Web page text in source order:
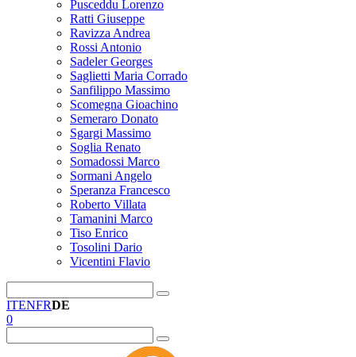
Pusceddu Lorenzo
Ratti Giuseppe
Ravizza Andrea
Rossi Antonio
Sadeler Georges
Saglietti Maria Corrado
Sanfilippo Massimo
Scomegna Gioachino
Semeraro Donato
Sgargi Massimo
Soglia Renato
Somadossi Marco
Sormani Angelo
Speranza Francesco
Roberto Villata
Tamanini Marco
Tiso Enrico
Tosolini Dario
Vicentini Flavio
ITENFRDE
0